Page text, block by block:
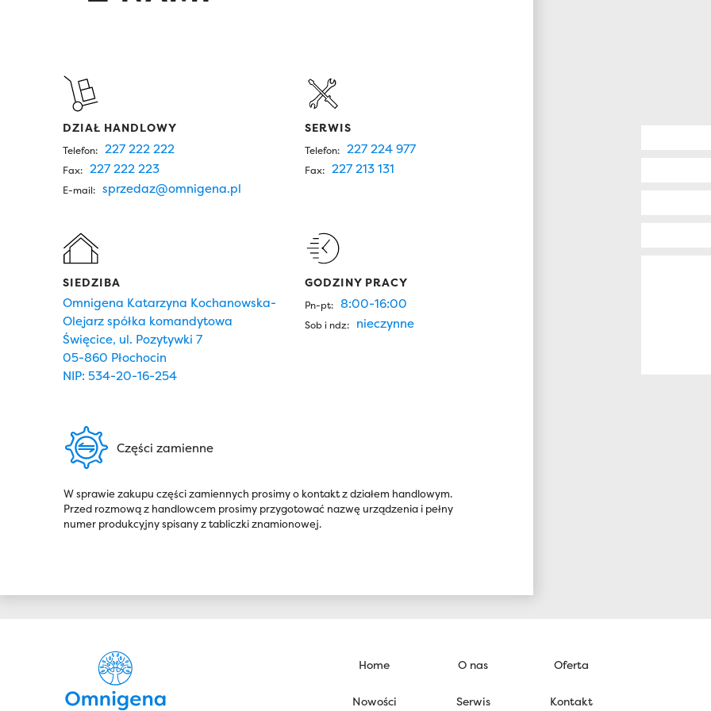
DZIAŁ HANDLOWY
Telefon: 227 222 222
Fax: 227 222 223
E-mail: sprzedaz@omnigena.pl
SERWIS
Telefon: 227 224 977
Fax: 227 213 131
SIEDZIBA
Omnigena Katarzyna Kochanowska-
Olejarz spółka komandytowa
Święcice, ul. Pozytywki 7
05-860 Płochocin
NIP: 534-20-16-254
GODZINY PRACY
Pn-pt: 8:00-16:00
Sob i ndz: nieczynne
Części zamienne
W sprawie zakupu części zamiennych prosimy o kontakt z działem handlowym.
Przed rozmową z handlowcem prosimy przygotować nazwę urządzenia i pełny
numer produkcyjny spisany z tabliczki znamionowej.
Home O nas Oferta
Nowości Serwis Kontakt